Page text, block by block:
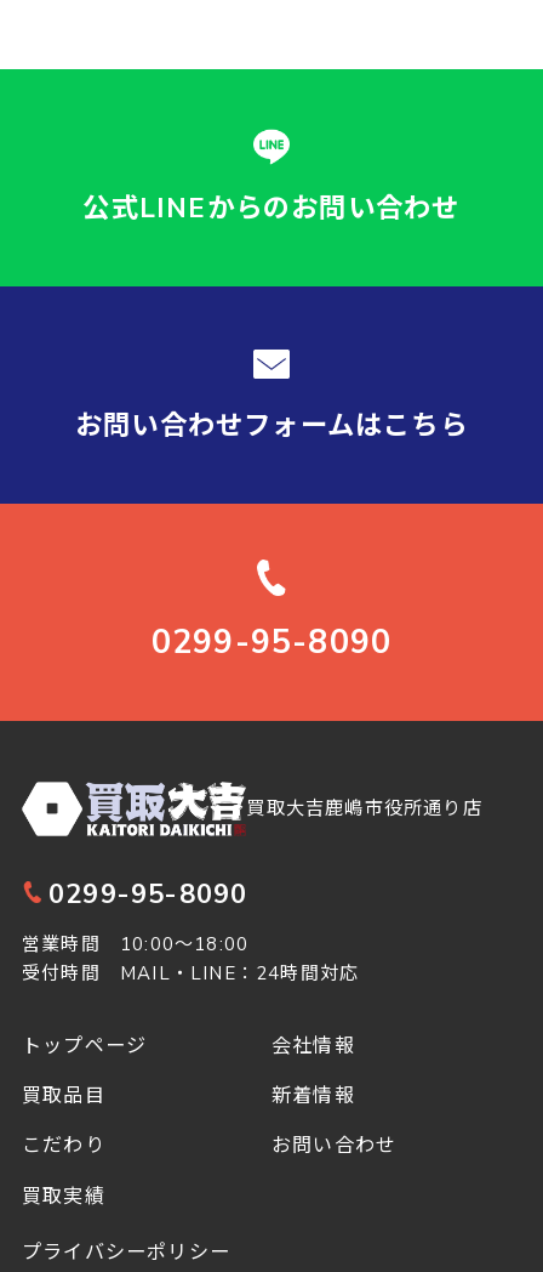
公式LINEからのお問い合わせ
お問い合わせフォームはこちら
0299-95-8090
買取大吉鹿嶋市役所通り店
0299-95-8090
営業時間 10:00～18:00
受付時間 MAIL・LINE：24時間対応
トップページ
買取品目
こだわり
買取実績
会社情報
新着情報
お問い合わせ
プライバシーポリシー